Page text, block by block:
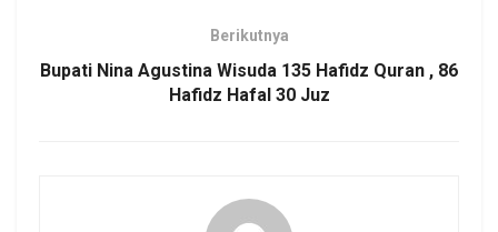
Berikutnya
Bupati Nina Agustina Wisuda 135 Hafidz Quran , 86
Hafidz Hafal 30 Juz